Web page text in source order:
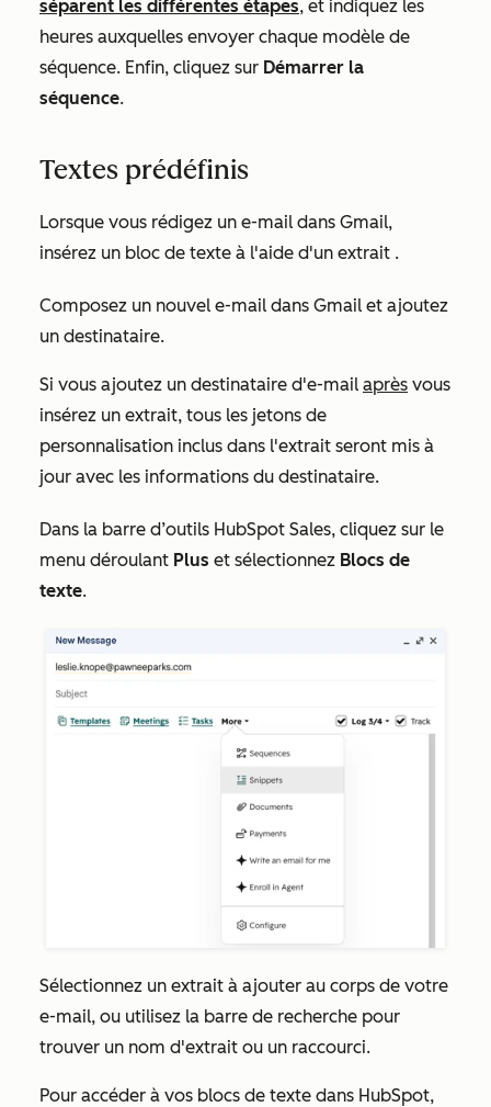
séparent les différentes étapes, et indiquez les
heures auxquelles envoyer chaque modèle de
séquence. Enfin, cliquez sur Démarrer la
séquence.
Textes prédéfinis
Lorsque vous rédigez un e-mail dans Gmail,
insérez un bloc de texte à l'aide d'un extrait .
Composez un nouvel e-mail dans Gmail et ajoutez
un destinataire.
Si vous ajoutez un destinataire d'e-mail après vous
insérez un extrait, tous les jetons de
personnalisation inclus dans l'extrait seront mis à
jour avec les informations du destinataire.
Dans la barre d’outils HubSpot Sales, cliquez sur le
menu déroulant Plus et sélectionnez Blocs de
texte.
Sélectionnez un extrait à ajouter au corps de votre
e-mail, ou utilisez la barre de recherche pour
trouver un nom d'extrait ou un raccourci.
Pour accéder à vos blocs de texte dans HubSpot,